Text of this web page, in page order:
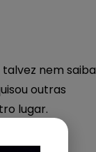
nem saiba
outras
lugar.